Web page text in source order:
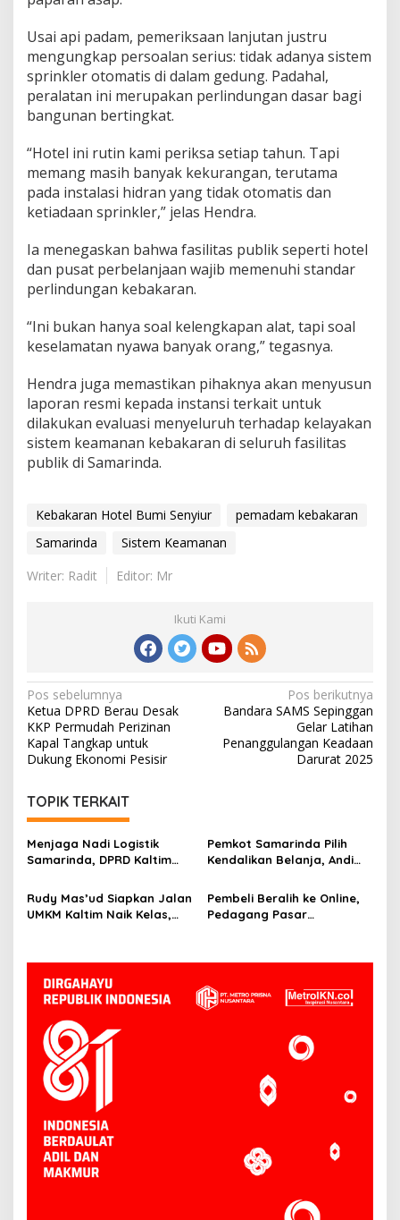
Usai api padam, pemeriksaan lanjutan justru
mengungkap persoalan serius: tidak adanya sistem
sprinkler otomatis di dalam gedung. Padahal,
peralatan ini merupakan perlindungan dasar bagi
bangunan bertingkat.
“Hotel ini rutin kami periksa setiap tahun. Tapi
memang masih banyak kekurangan, terutama
pada instalasi hidran yang tidak otomatis dan
ketiadaan sprinkler,” jelas Hendra.
Ia menegaskan bahwa fasilitas publik seperti hotel
dan pusat perbelanjaan wajib memenuhi standar
perlindungan kebakaran.
“Ini bukan hanya soal kelengkapan alat, tapi soal
keselamatan nyawa banyak orang,” tegasnya.
Hendra juga memastikan pihaknya akan menyusun
laporan resmi kepada instansi terkait untuk
dilakukan evaluasi menyeluruh terhadap kelayakan
sistem keamanan kebakaran di seluruh fasilitas
publik di Samarinda.
Kebakaran Hotel Bumi Senyiur
pemadam kebakaran
Samarinda
Sistem Keamanan
Writer: Radit
Editor: Mr
Ikuti Kami
Navigasi
pos
Pos sebelumnya
Ketua DPRD Berau Desak
KKP Permudah Perizinan
Kapal Tangkap untuk
Dukung Ekonomi Pesisir
Pos berikutnya
Bandara SAMS Sepinggan
Gelar Latihan
Penanggulangan Keadaan
Darurat 2025
TOPIK TERKAIT
Menjaga Nadi Logistik
Samarinda, DPRD Kaltim
Mahulu
Pemkot Samarinda Pilih
Kendalikan Belanja, Andi
Penting daripada Berutang
Rudy Mas’ud Siapkan Jalan
UMKM Kaltim Naik Kelas,
Pembeli Beralih ke Online,
Pedagang Pasar